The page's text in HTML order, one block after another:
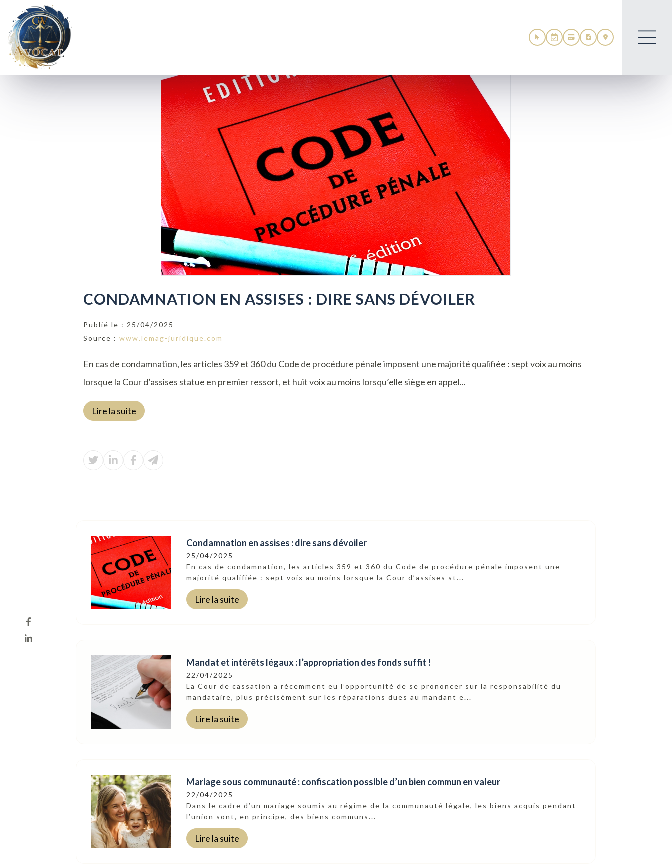
CONDAMNATION EN ASSISES : DIRE SANS DÉVOILER
Publié le : 25/04/2025
Source : www.lemag-juridique.com
En cas de condamnation, les articles 359 et 360 du Code de procédure pénale imposent une majorité qualifiée : sept voix au moins
lorsque la Cour d’assises statue en premier ressort, et huit voix au moins lorsqu’elle siège en appel...
Lire la suite
Condamnation en assises : dire sans dévoiler
25/04/2025
En cas de condamnation, les articles 359 et 360 du Code de procédure pénale imposent une
majorité qualifiée : sept voix au moins lorsque la Cour d’assises st...
Lire la suite
Mandat et intérêts légaux : l’appropriation des fonds suffit !
22/04/2025
La Cour de cassation a récemment eu l’opportunité de se prononcer sur la responsabilité du
mandataire, plus précisément sur les réparations dues au mandant e...
Lire la suite
Mariage sous communauté : confiscation possible d’un bien commun en valeur
22/04/2025
Dans le cadre d’un mariage soumis au régime de la communauté légale, les biens acquis pendant
l’union sont, en principe, des biens communs...
Lire la suite